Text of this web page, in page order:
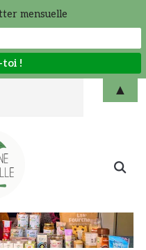
Search
mensuelle
▲